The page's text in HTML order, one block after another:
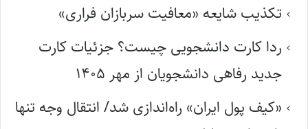
تکذیب شایعه «معافیت سربازان فراری»
ردا کارت دانشجویی چیست؟ جزئیات کارت
جدید رفاهی دانشجویان از مهر ۱۴۰۵
«کیف پول ایران» راه‌اندازی شد/ انتقال وجه تنها